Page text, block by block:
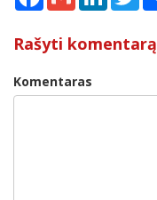
Rašyti komentarą
Komentaras